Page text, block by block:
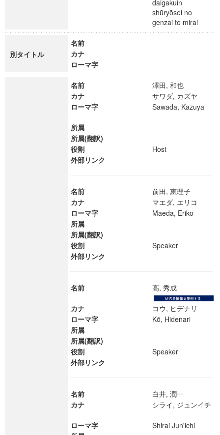
daigakuin
shūryōsei no
genzai to mirai
別タイトル
名前
カナ
ローマ字
名前
澤田, 和也
カナ
サワダ, カズヤ
ローマ字
Sawada, Kazuya
所属
所属(翻訳)
役割
Host
外部リンク
名前
前田, 恵理子
カナ
マエダ, エリコ
ローマ字
Maeda, Eriko
所属
所属(翻訳)
役割
Speaker
外部リンク
名前 髙, 秀成
カナ
コウ, ヒデナリ
ローマ字
Kō, Hidenari
所属
所属(翻訳)
役割
Speaker
外部リンク
名前
白井, 潤一
カナ
シライ, ジュンイチ
ローマ字
Shirai Jun'ichi